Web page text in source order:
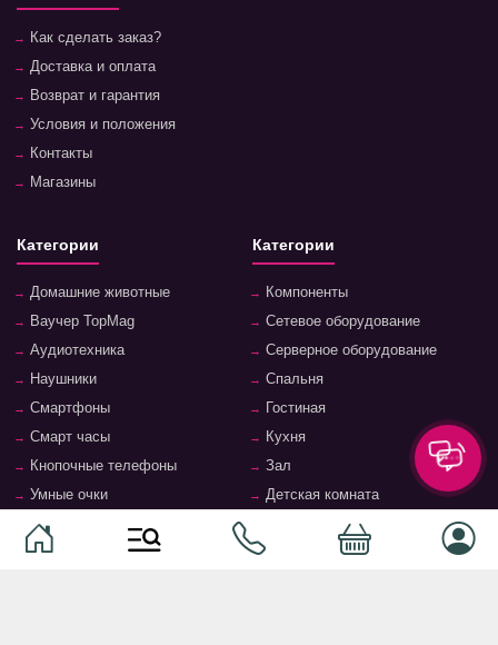
Как сделать заказ?
Доставка и оплата
Возврат и гарантия
Условия и положения
Контакты
Магазины
Категории
Домашние животные
Ваучер TopMag
Аудиотехника
Наушники
Смартфоны
Смарт часы
Кнопочные телефоны
Умные очки
Программное обеспечение
Периферийные устройства
Категории
Компоненты
Сетевое оборудование
Серверное оборудование
Спальня
Гостиная
Кухня
Зал
Детская комната
Офис и кабинет
Системы хранения, полки,